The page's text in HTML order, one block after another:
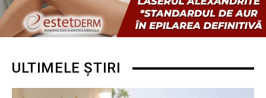
ULTIMELE ȘTIRI